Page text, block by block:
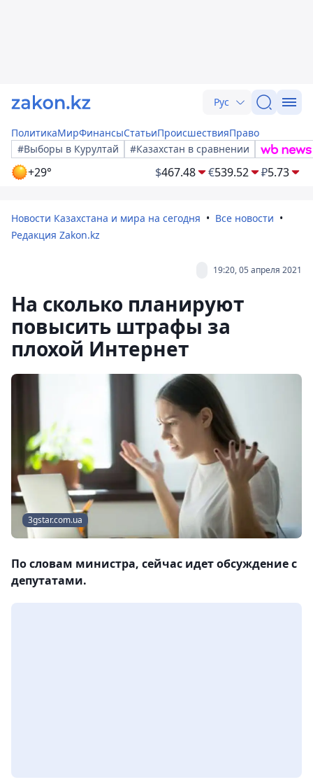
Рус
ПолитикаМирФинансыСтатьиПроисшествияПраво
#Выборы в Курултай
#Казахстан в сравнении
+29° $467.48 €539.52 ₽5.73
Новости Казахстана и мира на сегодня
Все новости
Редакция Zakon.kz
19:20, 05 апреля 2021
На сколько планируют
повысить штрафы за
плохой Интернет
3gstar.com.ua
По словам министра, сейчас идет обсуждение с
депутатами.